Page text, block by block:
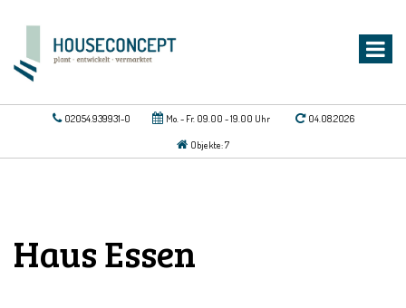
02054.939931-0 Mo. - Fr. 09.00 - 19.00 Uhr 04.08.2026
Objekte: 7
Haus Essen